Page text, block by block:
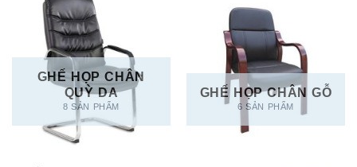
GHẾ HỌP CHÂN
QUỲ DA
8 SẢN PHẨM
GHẾ HỌP CHÂN GỖ
6 SẢN PHẨM